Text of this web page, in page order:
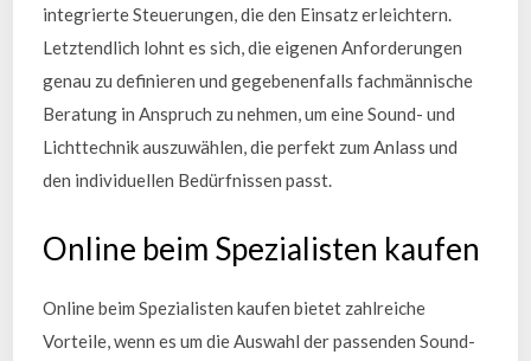
integrierte Steuerungen, die den Einsatz erleichtern.
Letztendlich lohnt es sich, die eigenen Anforderungen
genau zu definieren und gegebenenfalls fachmännische
Beratung in Anspruch zu nehmen, um eine Sound- und
Lichttechnik auszuwählen, die perfekt zum Anlass und
den individuellen Bedürfnissen passt.
Online beim Spezialisten kaufen
Online beim Spezialisten kaufen bietet zahlreiche
Vorteile, wenn es um die Auswahl der passenden Sound-